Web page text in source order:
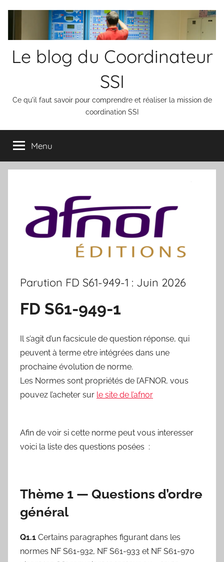
Le blog du Coordinateur
SSI
Ce qu'il faut savoir pour comprendre et réaliser la mission de
coordination SSI
Menu
Parution FD S61-949-1 : Juin 2026
FD S61-949-1
Il s’agit d’un facsicule de question réponse, qui
peuvent à terme etre intégrées dans une
prochaine évolution de norme.
Les Normes sont propriétés de l’AFNOR, vous
pouvez l’acheter sur le site de l’afnor
Afin de voir si cette norme peut vous interesser
voici la liste des questions posées :
Thème 1 — Questions d’ordre
général
Q1.1 Certains paragraphes figurant dans les
normes NF S61-932, NF S61-933 et NF S61-970